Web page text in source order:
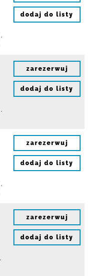
dodaj do listy
zarezerwuj
dodaj do listy
zarezerwuj
dodaj do listy
zarezerwuj
dodaj do listy